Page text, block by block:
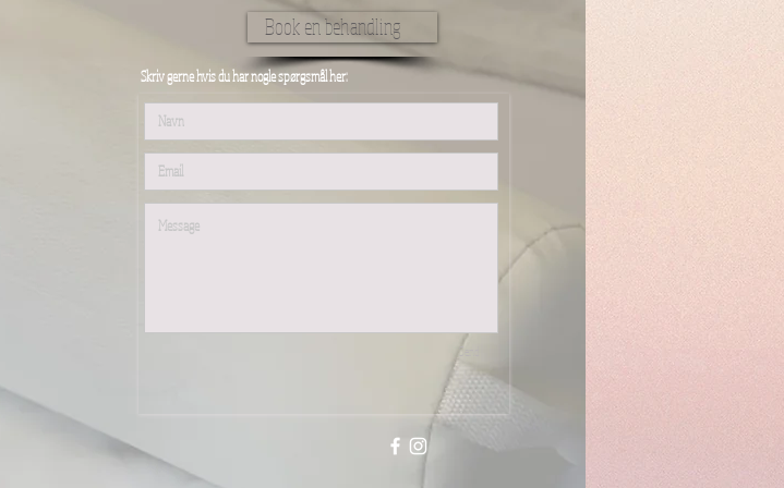
Book en behandling
Skriv gerne hvis du har nogle spørgsmål her:
Send